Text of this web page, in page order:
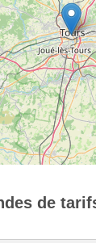
de